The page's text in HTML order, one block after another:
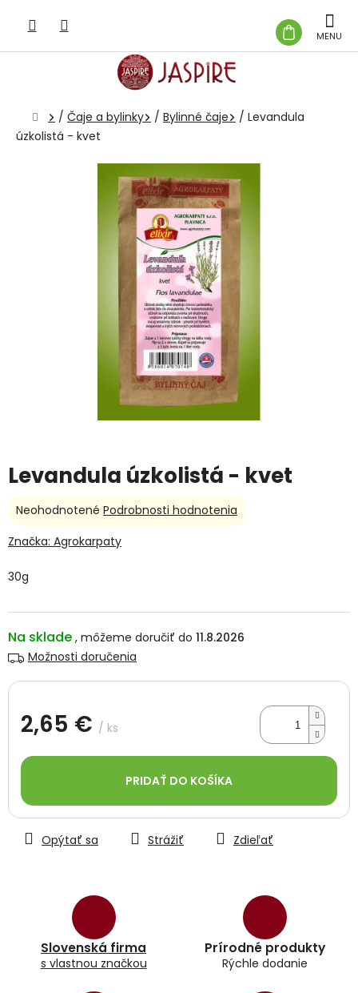
obsah
KOŠÍK
Domov
/ Čaje a bylinky / Bylinné čaje / Levandula
úzkolistá - kvet
Levandula úzkolistá - kvet
Na sklade
11.8.2026
Možnosti doručenia
2,65 € / ks
cena:
PRIDAŤ DO KOŠÍKA
Slovenská firma
s vlastnou značkou
Prírodné produkty
Rýchle dodanie
30g
Opýtať sa Strážiť Zdieľať
Priemerné
produktu
0,0
z
hviezdičiek.
Neohodnotené Podrobnosti hodnotenia
Značka: Agrokarpaty